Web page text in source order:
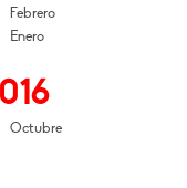
Febrero
Enero
Octubre